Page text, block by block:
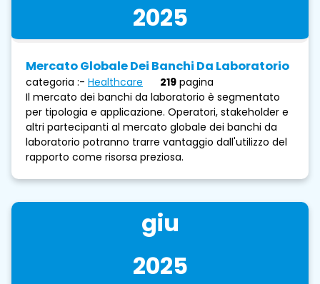
2025
Mercato Globale Dei Banchi Da Laboratorio
categoria :- Healthcare 219 pagina
Il mercato dei banchi da laboratorio è segmentato
per tipologia e applicazione. Operatori, stakeholder e
altri partecipanti al mercato globale dei banchi da
laboratorio potranno trarre vantaggio dall'utilizzo del
rapporto come risorsa preziosa.
giu
2025